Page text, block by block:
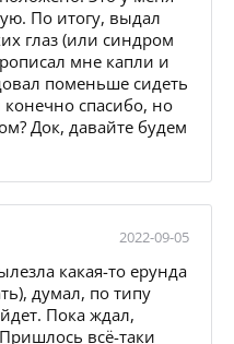
По итогу, выдал
глаз (или синдром
мне капли и
поменьше сидеть
спасибо, но
Док, давайте будем
2022-09-05
какая-то ерунда
думал, по типу
Пока ждал,
всё-таки